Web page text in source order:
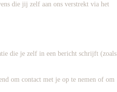
die jij zelf aan ons verstrekt via het
die je zelf in een bericht schrijft (zoals
om contact met je op te nemen of om